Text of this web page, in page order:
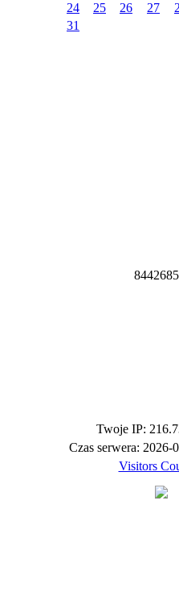
24
25 26 27
31
8442685
Twoje IP:
Czas serwera: 2026-
Visitors